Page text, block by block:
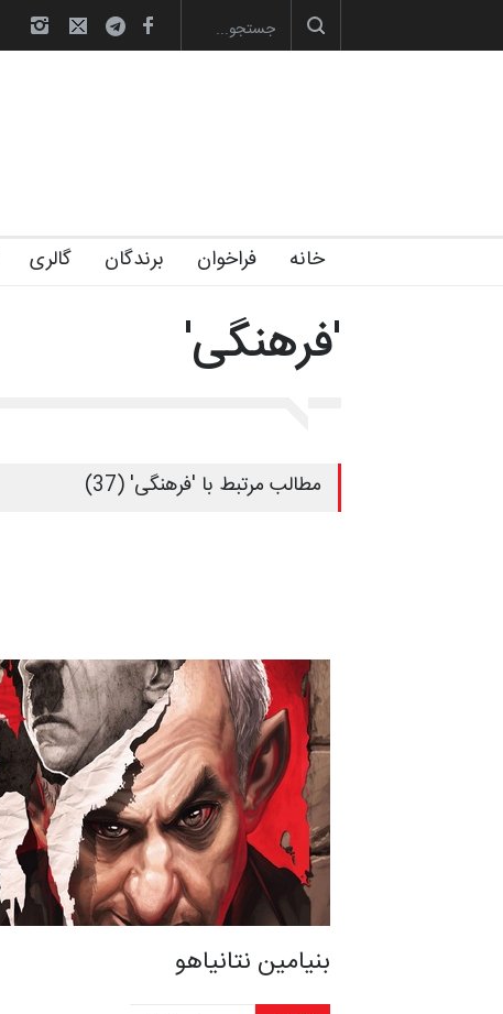
آغاز دوره‌های تخصصی فصل تابستان 1405 خانه کا… آیین اختتامیه و اهدای جوایز سوم…
خانه فراخوان برندگان گالری
'فرهنگی'
مطالب مرتبط با 'فرهنگی' (37)
بنیامین نتانیاهو